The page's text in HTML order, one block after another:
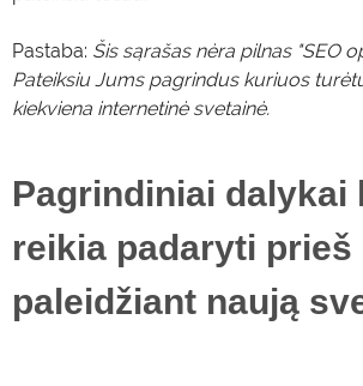
Pastaba: Šis sąrašas nėra pilnas "SEO
Pateiksiu Jums pagrindus kuriuos
kiekviena internetinė svetainė.
Pagrindiniai dalykai
reikia padaryti prieš
paleidžiant naują